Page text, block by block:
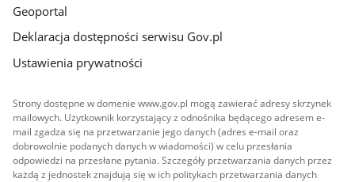
Geoportal
Deklaracja dostępności serwisu Gov.pl
Ustawienia prywatności
Strony dostępne w domenie www.gov.pl mogą zawierać adresy skrzynek
mailowych. Użytkownik korzystający z odnośnika będącego adresem e-
mail zgadza się na przetwarzanie jego danych (adres e-mail oraz
dobrowolnie podanych danych w wiadomości) w celu przesłania
odpowiedzi na przesłane pytania. Szczegóły przetwarzania danych przez
każdą z jednostek znajdują się w ich politykach przetwarzania danych